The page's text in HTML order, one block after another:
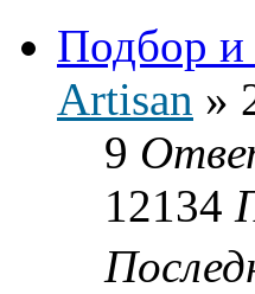
Подбор и
Artisan »
9
12134